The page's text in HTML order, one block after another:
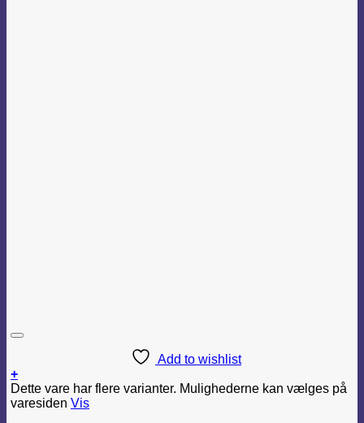
Add to wishlist
+
Dette vare har flere varianter. Mulighederne kan vælges på
varesiden Vis